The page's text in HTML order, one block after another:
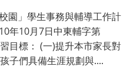
園」學生事務與輔導工作計
年10月7日中東輔字第
目標： (一)提升本市家長對
子們具備生涯規劃與....